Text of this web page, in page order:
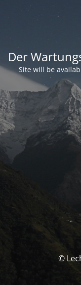
Der
Site will be
©